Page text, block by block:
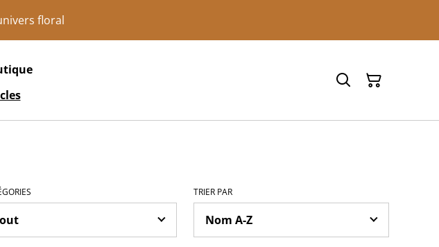
floral
TRIER PAR